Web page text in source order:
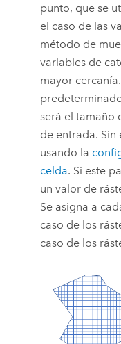
punto, que se
el caso de las
método de
variables de
mayor
será el tamaño
de entrada.
usando la
celda. Si este
un valor de
Se asigna a
caso de los
caso de los